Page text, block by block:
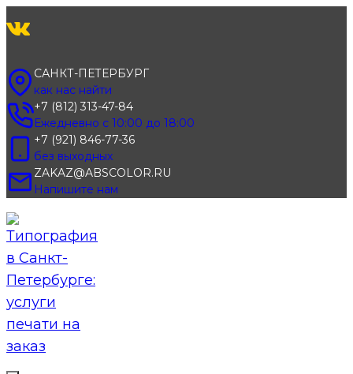
к
САНКТ-ПЕТЕРБУРГ
как нас найти
+7 (812) 313-47-84
Ежедневно с 10:00 до 18:00
+7 (921) 846-77-36
без выходных
ZAKAZ@ABSCOLOR.RU
Напишите нам